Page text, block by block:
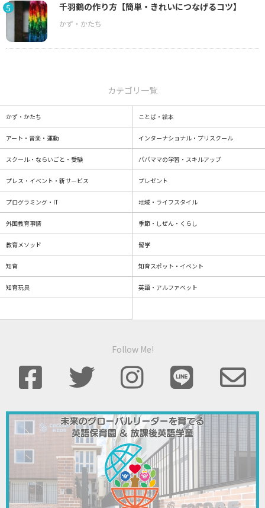
5 千羽鶴の作り方【簡単・きれいにつなげるコツ】
カテゴリ一覧
かず・かたち ことば・絵本
アート・音楽・運動 インターナショナル・プリスクール
スクール・ならいごと・受験 パパママの学習・スキルアップ
プレス・イベント・新サービス プレゼント
プログラミング・IT 地域・ライフスタイル
外国教育事情 季節・しぜん・くらし
教育メソッド 留学
知育 知育スポット・イベント
知育玩具 英語・アルファベット
Follow Me!